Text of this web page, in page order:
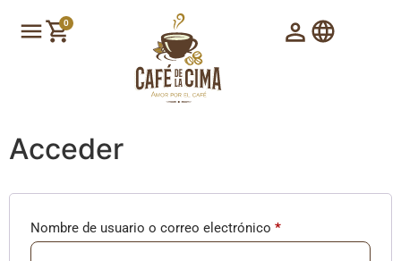
0
Acceder
Nombre de usuario o correo electrónico *